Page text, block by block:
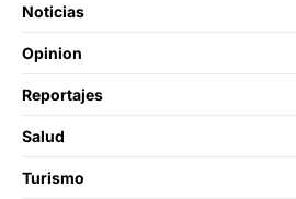
Noticias
Opinion
Reportajes
Salud
Turismo